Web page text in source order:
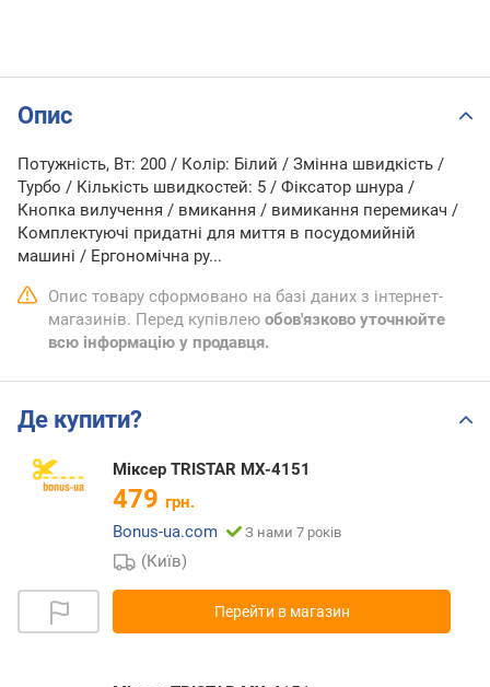
Опис
Потужність, Вт: 200 / Колір: Білий / Змінна швидкість /
Турбо / Кількість швидкостей: 5 / Фіксатор шнура /
Кнопка вилучення / вмикання / вимикання перемикач /
Комплектуючі придатні для миття в посудомийній
машині / Ергономічна ру...
Опис товару сформовано на базі даних з інтернет-
магазинів. Перед купівлею обов'язково уточнюйте
всю інформацію у продавця.
Де купити?
Міксер TRISTAR MX-4151
479 грн.
Bonus-ua.com
З нами 7 років
(Київ)
Перейти в магазин